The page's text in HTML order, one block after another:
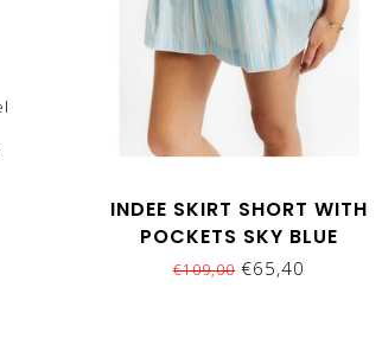
INDEE SKIRT SHORT WITH
POCKETS SKY BLUE
€109,00€65,40